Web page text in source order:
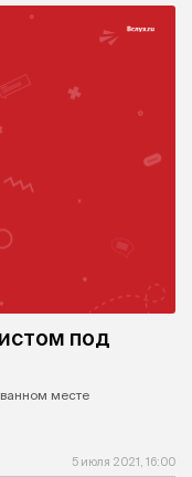
под
месте
5 июля 2021, 16:00